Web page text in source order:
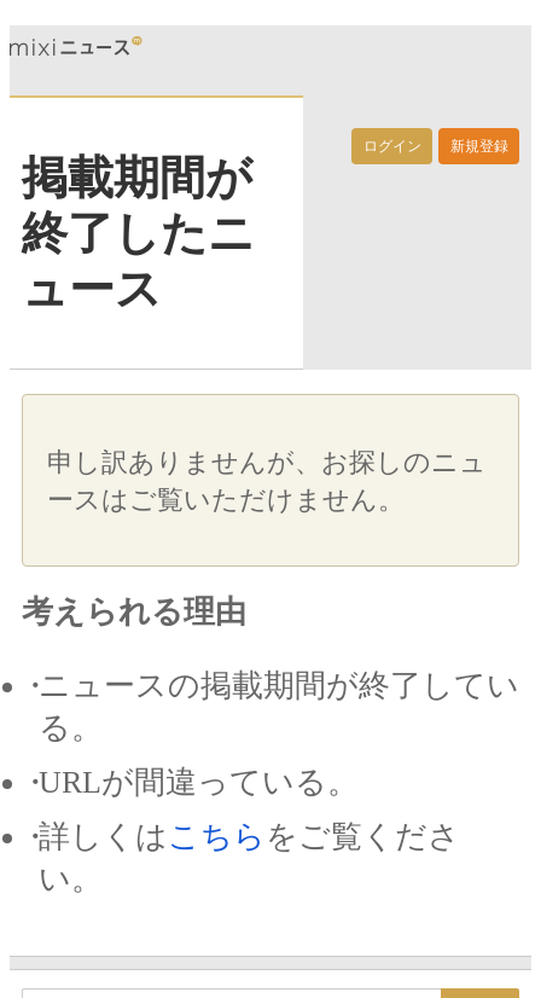
ログイン 新規登録
掲載期間が
終了したニ
ュース
申し訳ありませんが、お探しのニュ
ースはご覧いただけません。
考えられる理由
ニュースの掲載期間が終了してい
る。
URLが間違っている。
詳しくは こちら をご覧くださ
い。